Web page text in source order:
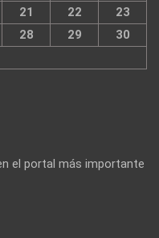
21 22
23
28 29
30
el portal más importante